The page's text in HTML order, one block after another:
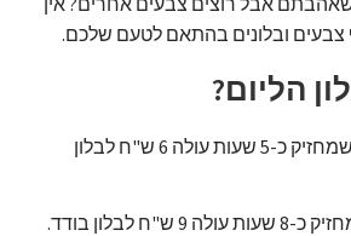
ובלונים בהתאם לטעם שלכם.
הליום?
בלון הליום סטנדרטי שמחזיק כ-5 שעות עולה 6 ש"ח לבלון
לבלון בודד.